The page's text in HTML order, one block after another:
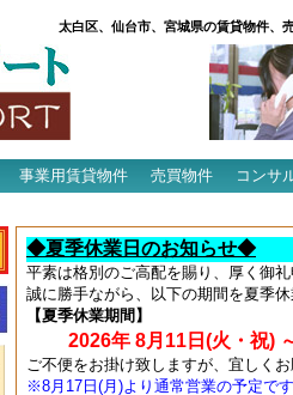
太白区、仙台市、宮城県の賃貸物件、
事業用賃貸物件 売買物件 コンサ
◆夏季休業日のお知らせ◆
平素は格別のご高配を賜り、厚く御礼
誠に勝手ながら、以下の期間を夏季休
【夏季休業期間】
2026年 8月11日(火・祝)
ご不便をお掛け致しますが、宜しくお
※8月17日(月)より通常営業の予定です